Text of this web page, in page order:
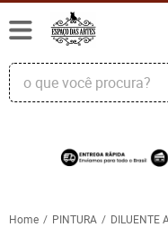
Home PINTURA DILUENTE